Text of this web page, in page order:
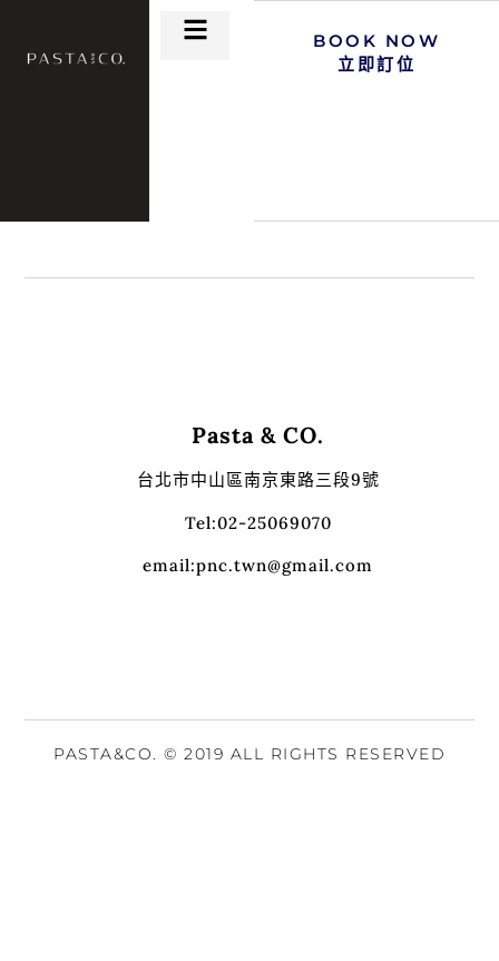
BOOK NOW
立即訂位
Pasta & CO.
台北市中山區南京東路三段9號
Tel:02-25069070
email:pnc.twn@gmail.com
PASTA&CO. © 2019 ALL RIGHTS RESERVED